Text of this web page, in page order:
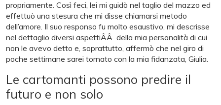
propriamente. Così feci, lei mi guidò nel taglio del mazzo ed
effettuò una stesura che mi disse chiamarsi metodo
dell’amore. Il suo responso fu molto esaustivo, mi descrisse
nel dettaglio diversi aspettiÂÂ della mia personalità di cui
non le avevo detto e, soprattutto, affermò che nel giro di
poche settimane sarei tornato con la mia fidanzata, Giulia.
Le cartomanti possono predire il
futuro e non solo